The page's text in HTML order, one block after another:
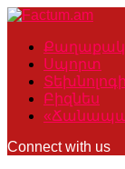
Սպորտ
Բիզնես
Connect with us